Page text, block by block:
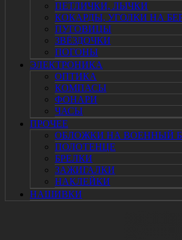
ПЕТЛИЧКИ, ЛЫЧКИ
КОКАРДЫ, УГОЛКИ НА
ПУГОВИЦЫ
ЗВЁЗДОЧКИ
ПОГОНЫ
ЭЛЕКТРОНИКА
ОПТИКА
КОМПАСЫ
ФОНАРИ
ЧАСЫ
ПРОЧЕЕ
ОБЛОЖКИ НА ВОЕННЫЙ
ПОЛОТЕНЦЕ
БРЕЛКИ
ЗАЖИГАЛКИ
НАКЛЕЙКИ
НАШИВКИ